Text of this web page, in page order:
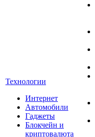
Технологии
Интернет
Автомобили
Гаджеты
Блокчейн и
криптовалюта